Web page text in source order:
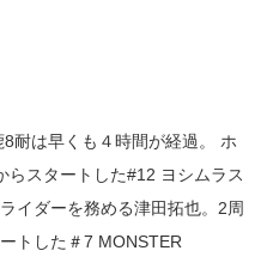
耐は早くも４時間が経過。 ホ
らスタートした#12 ヨシムラス
イダーを務める津田拓也。2周
トした＃7 MONSTER